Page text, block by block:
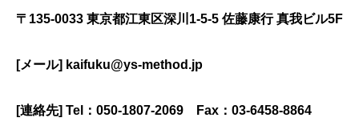
〒135-0033 東京都江東区深川1-5-5 佐藤康行 真我ビル5F
[メール] kaifuku@ys-method.jp
[連絡先] Tel：050-1807-2069 Fax：03-6458-8864